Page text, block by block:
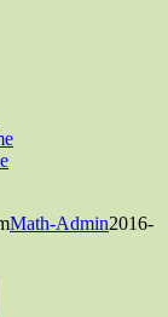
Math-Admin2016-